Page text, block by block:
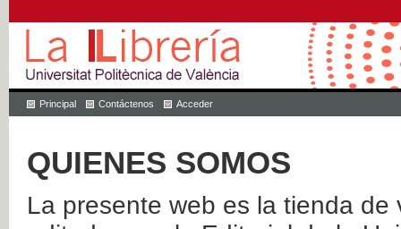
Principal Contáctenos Acceder
QUIENES SOMOS
La presente web es la tienda